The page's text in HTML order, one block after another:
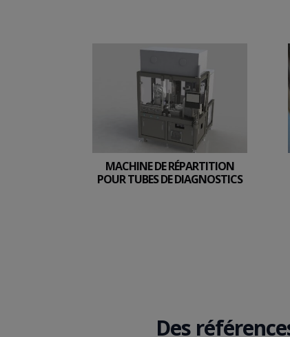
MACHINE DE RÉPARTITION
POUR TUBES DE DIAGNOSTICS
Des